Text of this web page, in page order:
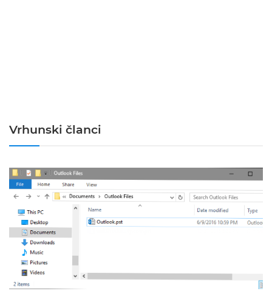
Vrhunski članci